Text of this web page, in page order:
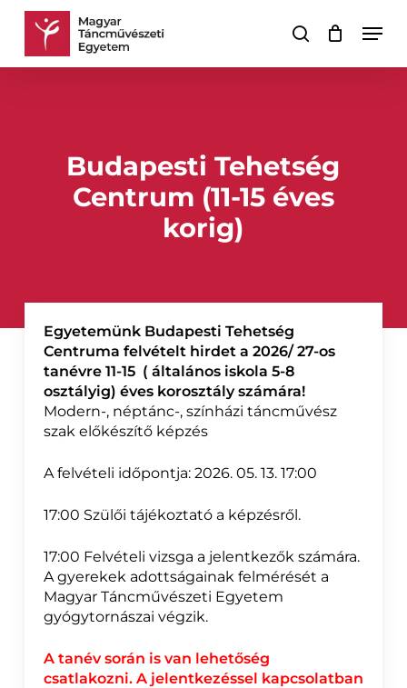
Skip
content
keresés
Kosár Kosár
Budapesti Tehetség
Centrum (11-15 éves
korig)
Egyetemünk Budapesti Tehetség
Centruma felvételt hirdet a 2026/ 27-os
tanévre 11-15 ( általános iskola 5-8
osztályig) éves korosztály számára!
Modern-, néptánc-, színházi táncművész
szak előkészítő képzés
A felvételi időpontja: 2026. 05. 13. 17:00
17:00 Szülői tájékoztató a képzésről.
17:00 Felvételi vizsga a jelentkezők számára.
A gyerekek adottságainak felmérését a
Magyar Táncművészeti Egyetem
gyógytornászai végzik.
A tanév során is van lehetőség
csatlakozni. A jelentkezéssel kapcsolatban